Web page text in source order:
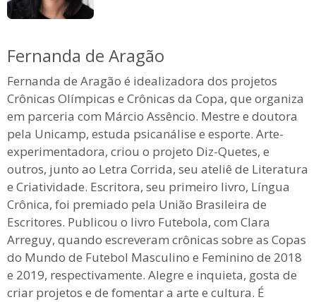
Fernanda de Aragão
Fernanda de Aragão é idealizadora dos projetos
Crônicas Olímpicas e Crônicas da Copa, que organiza
em parceria com Márcio Assêncio. Mestre e doutora
pela Unicamp, estuda psicanálise e esporte. Arte-
experimentadora, criou o projeto Diz-Quetes, e
outros, junto ao Letra Corrida, seu ateliê de Literatura
e Criatividade. Escritora, seu primeiro livro, Língua
Crônica, foi premiado pela União Brasileira de
Escritores. Publicou o livro Futebola, com Clara
Arreguy, quando escreveram crônicas sobre as Copas
do Mundo de Futebol Masculino e Feminino de 2018
e 2019, respectivamente. Alegre e inquieta, gosta de
criar projetos e de fomentar a arte e cultura. É